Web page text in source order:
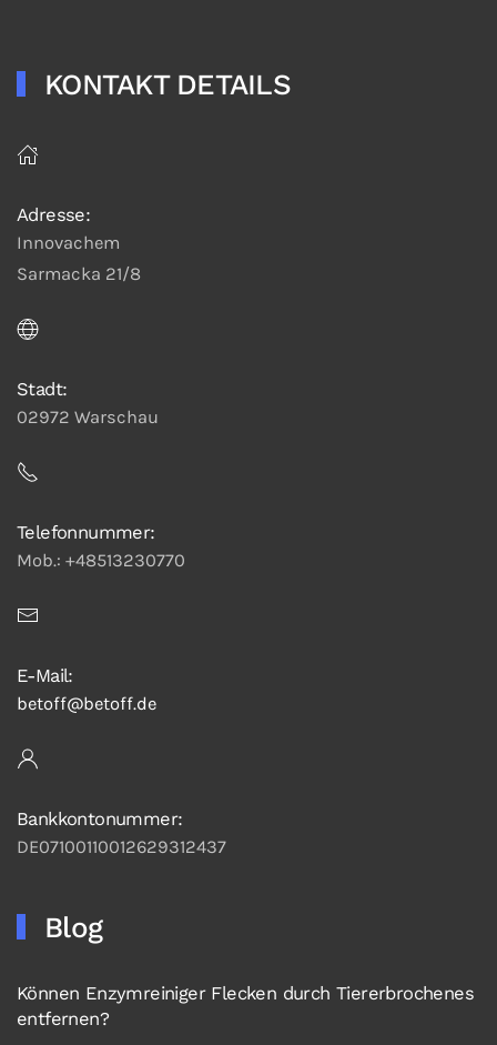
KONTAKT DETAILS
Adresse:
Innovachem
Sarmacka 21/8
Stadt:
02972 Warschau
Telefonnummer:
Mob.: +48513230770
E-Mail:
betoff@betoff.de
Bankkontonummer:
DE07100110012629312437
Blog
Können Enzymreiniger Flecken durch Tiererbrochenes
entfernen?